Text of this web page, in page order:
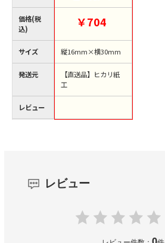
価格(税
込)
サイズ
発送元
レビュー
す 1袋（ご注文単位
￥704
縦16mm×横30mm
【直送品】ヒカリ紙
工
レビュー